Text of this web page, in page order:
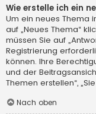
Wie erstelle ich ein
Um ein neues Thema
auf „Neues Thema“
müssen Sie auf
Registrierung
können. Ihre
und der
Themen erstellen“,
Nach oben